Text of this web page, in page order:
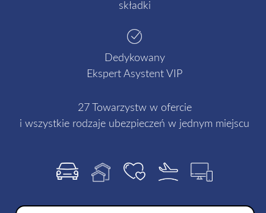
składki
Dedykowany
Ekspert Asystent VIP
27 Towarzystw w ofercie
i wszystkie rodzaje ubezpieczeń w jednym miejscu